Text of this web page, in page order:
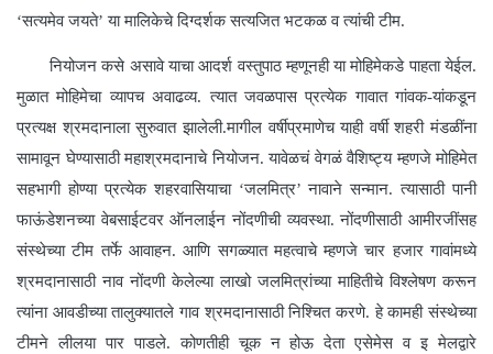
‘सत्यमेव जयते’ या मालिकेचे दिग्दर्शक सत्यजित भटकळ व त्यांची टीम.
नियोजन कसे असावे याचा आदर्श वस्तुपाठ म्हणूनही या मोहिमेकडे पाहता येईल.
मुळात मोहिमेचा व्यापच अवाढव्य. त्यात जवळपास प्रत्येक गावात गांवक-यांकडून
प्रत्यक्ष श्रमदानाला सुरुवात झालेली.मागील वर्षीप्रमाणेच याही वर्षी शहरी मंडळींना
सामावून घेण्यासाठी महाश्रमदानाचे नियोजन. यावेळचं वेगळं वैशिष्ट्य म्हणजे मोहिमेत
सहभागी होण्या प्रत्येक शहरवासियाचा ‘जलमित्र’ नावाने सन्मान. त्यासाठी पानी
फाऊंडेशनच्या वेबसाईटवर ऑनलाईन नोंदणीची व्यवस्था. नोंदणीसाठी आमीरजींसह
संस्थेच्या टीम तर्फे आवाहन. आणि सगळ्यात महत्वाचे म्हणजे चार हजार गावांमध्ये
श्रमदानासाठी नाव नोंदणी केलेल्या लाखो जलमित्रांच्या माहितीचे विश्लेषण करून
त्यांना आवडीच्या तालुक्यातले गाव श्रमदानासाठी निश्चित करणे. हे कामही संस्थेच्या
टीमने लीलया पार पाडले. कोणतीही चूक न होऊ देता एसेमेस व इ मेलद्वारे